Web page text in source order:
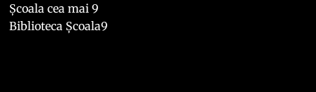
Școala cea mai 9
Biblioteca Școala9